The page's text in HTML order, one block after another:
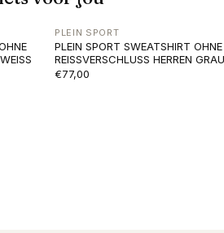
PLEIN SPORT
PLEIN SPORT SWEATSHIRT OHNE
REISSVERSCHLUSS HERREN GRAU
€77,00